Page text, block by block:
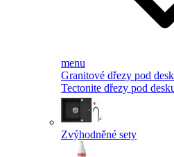
menu
Granitové dřezy pod
Tectonite dřezy pod
Zvýhodněné sety